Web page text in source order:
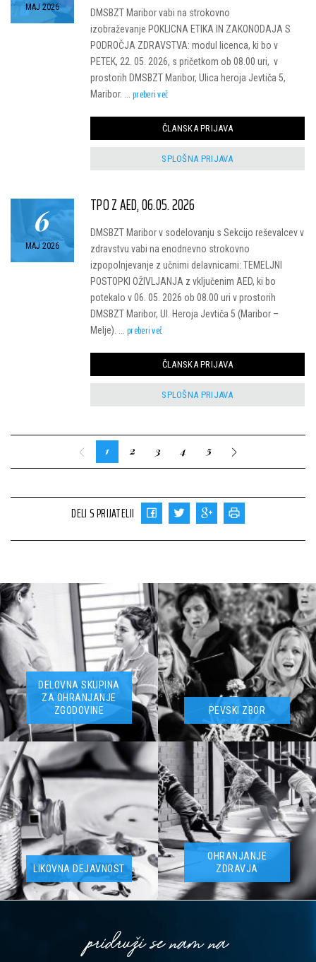
MAJ 2026
DMSBZT Maribor vabi na strokovno
izobraževanje POKLICNA ETIKA IN ZAKONODAJA S
PODROČJA ZDRAVSTVA: modul licenca, ki bo v
PETEK, 22. 05. 2026, s pričetkom ob 08.00 uri, v
prostorih DMSBZT Maribor, Ulica heroja Jevtiča 5,
Maribor. ... preberi več
ČLANSKA PRIJAVA
SPLOŠNA PRIJAVA
6
MAJ 2026
TPO Z AED, 06.05. 2026
DMSBZT Maribor v sodelovanju s Sekcijo reševalcev v
zdravstvu vabi na enodnevno strokovno
izpopolnjevanje z učnimi delavnicami: TEMELJNI
POSTOPKI OŽIVLJANJA z vključenim AED, ki bo
potekalo v 06. 05. 2026 ob 08.00 uri v prostorih
DMSBZT Maribor, Ul. Heroja Jevtiča 5 (Maribor –
Melje). ... preberi več
ČLANSKA PRIJAVA
SPLOŠNA PRIJAVA
1 2 3 4 5
DELI S PRIJATELJI
DELOVNA SKUPINA
ZA OHRANJANJE
ZGODOVINE
PEVSKI ZBOR
LIKOVNA DEJAVNOST
OHRANJANJE
ZDRAVJA
pridruži se nam na